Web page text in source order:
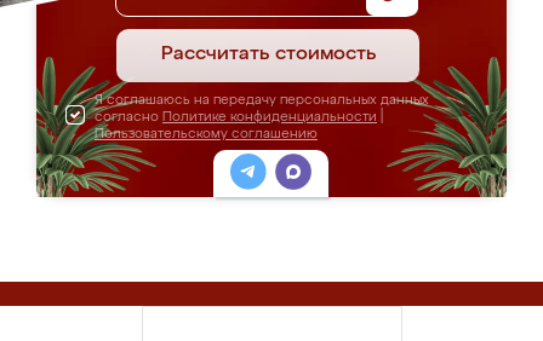
Рассчитать стоимость
Я соглашаюсь на передачу персональных данных
согласно Политике конфиденциальности
Пользовательскому соглашению